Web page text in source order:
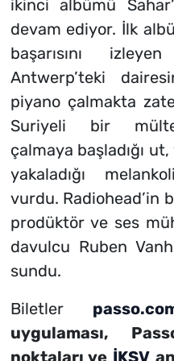
ikinci albümü Sahar
devam ediyor. İlk
başarısını
Antwerp’teki
piyano çalmakta
Suriyeli bir
çalmaya başladığı ut,
yakaladığı
vurdu. Radiohead’in
prodüktör ve ses
davulcu Ruben
sundu.
Biletler
uygulaması,
noktaları ve İKSV